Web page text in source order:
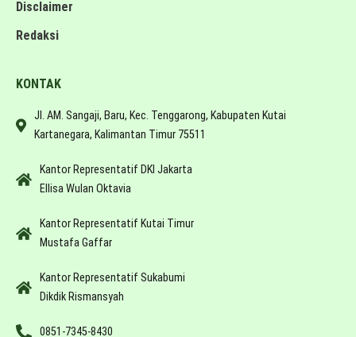
Disclaimer
Redaksi
KONTAK
Jl. AM. Sangaji, Baru, Kec. Tenggarong, Kabupaten Kutai
Kartanegara, Kalimantan Timur 75511
Kantor Representatif DKI Jakarta
Ellisa Wulan Oktavia
Kantor Representatif Kutai Timur
Mustafa Gaffar
Kantor Representatif Sukabumi
Dikdik Rismansyah
0851-7345-8430